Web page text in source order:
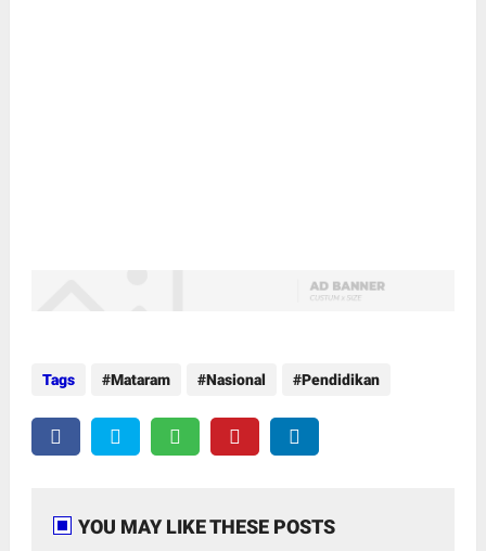
Tags Mataram Nasional Pendidikan
YOU MAY LIKE THESE POSTS